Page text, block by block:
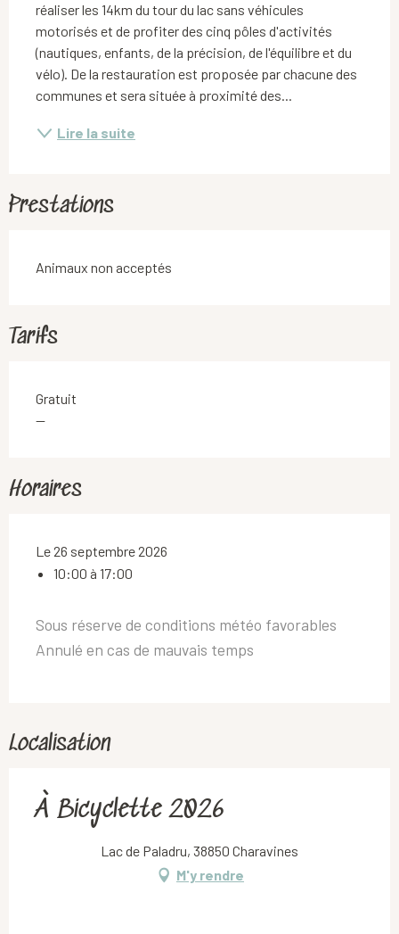
réaliser les 14km du tour du lac sans véhicules
motorisés et de profiter des cinq pôles d'activités
(nautiques, enfants, de la précision, de l'équilibre et du
vélo). De la restauration est proposée par chacune des
communes et sera située à proximité des...
Lire la suite
Prestations
Animaux non acceptés
Tarifs
Gratuit
—
Horaires
Le 26 septembre 2026
10:00 à 17:00
Sous réserve de conditions météo favorables
Annulé en cas de mauvais temps
Localisation
À Bicyclette 2026
Lac de Paladru, 38850 Charavines
M'y rendre